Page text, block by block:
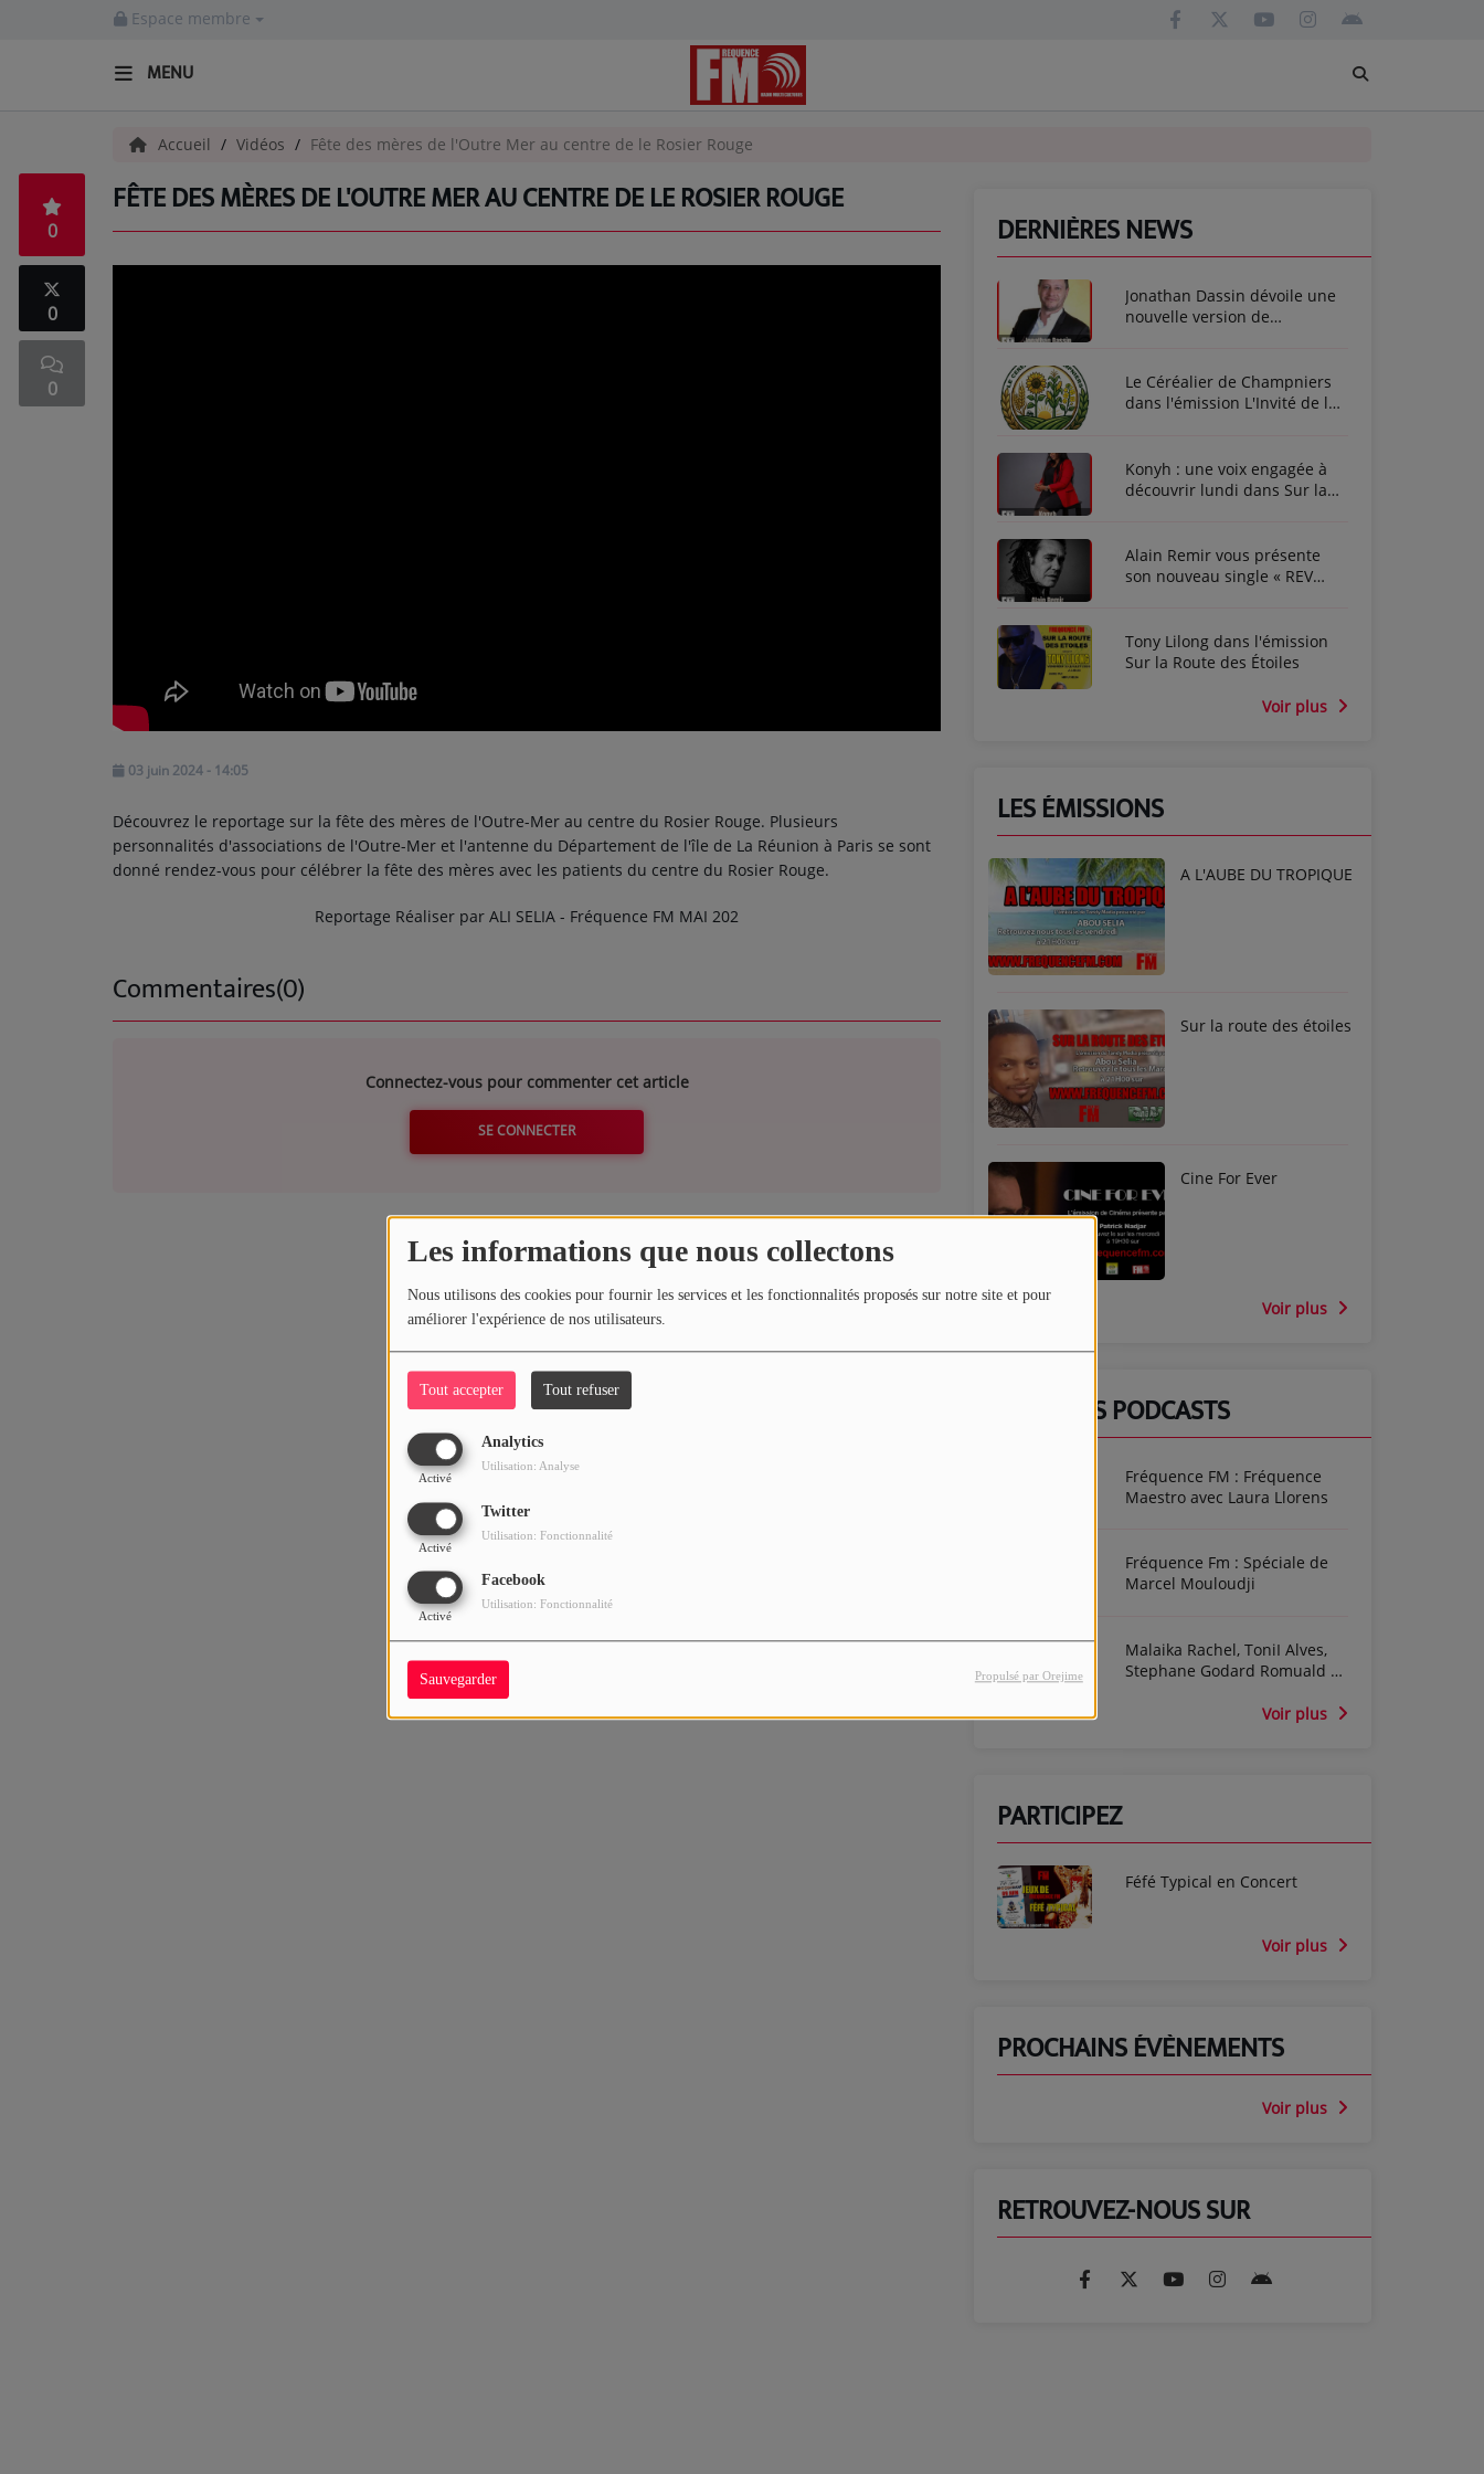
Les informations que nous collectons
Nous utilisons des cookies pour fournir les services et les fonctionnalités proposés sur notre site et pour
améliorer l'expérience de nos utilisateurs.
Tout accepter Tout refuser
Analytics
Activé
Utilisation: Analyse
Twitter
Activé
Utilisation: Fonctionnalité
Facebook
Activé
Utilisation: Fonctionnalité
Sauvegarder Propulsé par Orejime
Espace membre
MENU
Radio
ACTUALITÉS
EMISSIONS
EQUIPES
EVÈNEMENTS
JEUX CONCOURS
Accueil Vidéos Fête des mères de l'Outre Mer au centre de le Rosier Rouge
FÊTE DES MÈRES DE L'OUTRE MER AU CENTRE DE LE ROSIER ROUGE
0
0
0
03 juin 2024 - 14:05
Découvrez le reportage sur la fête des mères de l'Outre-Mer au centre du Rosier Rouge. Plusieurs
personnalités d'associations de l'Outre-Mer et l'antenne du Département de l'île de La Réunion à Paris se sont
donné rendez-vous pour célébrer la fête des mères avec les patients du centre du Rosier Rouge.
Reportage Réaliser par ALI SELIA - Fréquence FM MAI 202
Commentaires(0)
Connectez-vous pour commenter cet article
SE CONNECTER
DERNIÈRES NEWS
Jonathan Dassin dévoile une
nouvelle version de
Le Céréalier de Champniers
dans l'émission L'Invité de la
Konyh : une voix engagée à
découvrir lundi dans Sur la
Alain Remir vous présente
son nouveau single « REV
Tony Lilong dans l'émission
Sur la Route des Étoiles
Voir plus
LES ÉMISSIONS
A L'AUBE DU TROPIQUE
Sur la route des étoiles
Cine For Ever
Voir plus
DERNIERS PODCASTS
Fréquence FM : Fréquence
Maestro avec Laura Llorens
Fréquence Fm : Spéciale de
Marcel Mouloudji
Malaika Rachel, ToniI Alves,
Stephane Godard Romuald et
dans l'émission Cine For Ever
Voir plus
PARTICIPEZ
Féfé Typical en Concert
Voir plus
PROCHAINS ÉVÈNEMENTS
Voir plus
RETROUVEZ-NOUS SUR